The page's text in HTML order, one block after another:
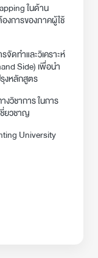
ในด้าน
งการของภาคผู้ใช้
จัดทำและวิเคราะห์
Side) เพื่อนำ
งหลักสูตร
วิชาการ ในการ
ยวชาญ
University